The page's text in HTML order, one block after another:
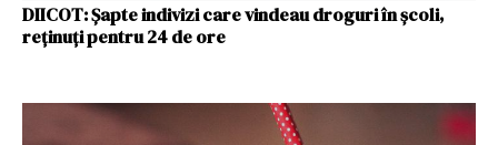
DIICOT: Șapte indivizi care vindeau droguri în școli,
reținuți pentru 24 de ore